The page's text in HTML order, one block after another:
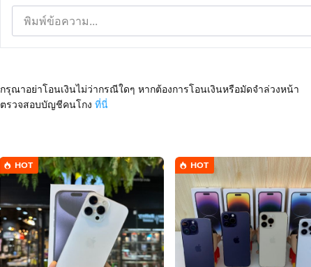
กรุณาอย่าโอนเงินไม่ว่ากรณีใดๆ หากต้องการโอนเงินหรือมัดจำล่วงหน้า
ตรวจสอบบัญชีคนโกง ที่นี่
HOT HOT